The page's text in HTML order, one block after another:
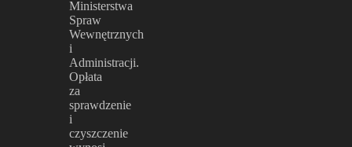
Ministerstwa
Spraw
Wewnętrznych
i
Administracji.
Opłata
za
sprawdzenie
i
czyszczenie